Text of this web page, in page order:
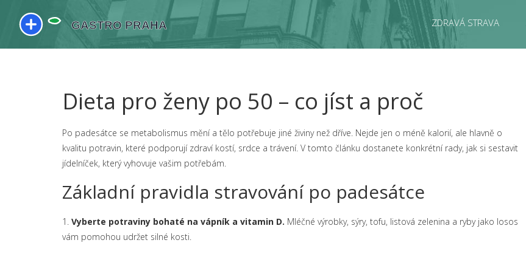
ZDRAVÁ STRAVA
Dieta pro ženy po 50 – co jíst a proč
Po padesátce se metabolismus mění a tělo potřebuje jiné živiny než dříve. Nejde jen o méně kalorií, ale hlavně o
kvalitu potravin, které podporují zdraví kostí, srdce a trávení. V tomto článku dostanete konkrétní rady, jak si sestavit
jídelníček, který vyhovuje vašim potřebám.
Základní pravidla stravování po padesátce
1. Vyberte potraviny bohaté na vápník a vitamin D. Mléčné výrobky, sýry, tofu, listová zelenina a ryby jako losos
vám pomohou udržet silné kosti.